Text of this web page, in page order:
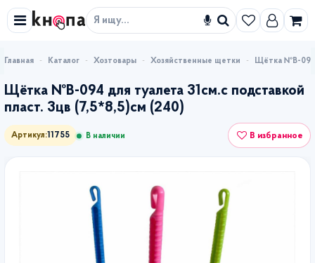
Искать
Каталог Хозтовары Хозяйственные щетки Щётка №В-094
Щётка №В-094 для туалета 31см.с подставкой
пласт. 3цв (7,5*8,5)см (240)
Артикул: 11755 В наличии В избранное